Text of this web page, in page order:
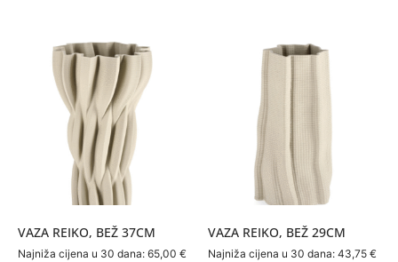
VAZA REIKO, BEŽ 37CM
Najniža cijena u 30 dana: 65,00 €
VAZA REIKO, BEŽ 29CM
Najniža cijena u 30 dana: 43,75 €